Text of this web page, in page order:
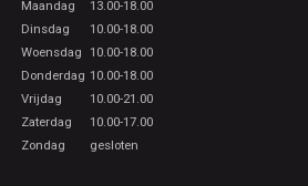
Maandag
13.00-18.00
Dinsdag
10.00-18.00
Woensdag 10.00-18.00
Donderdag 10.00-18.00
Vrijdag
10.00-21.00
Zaterdag
10.00-17.00
Zondag
gesloten